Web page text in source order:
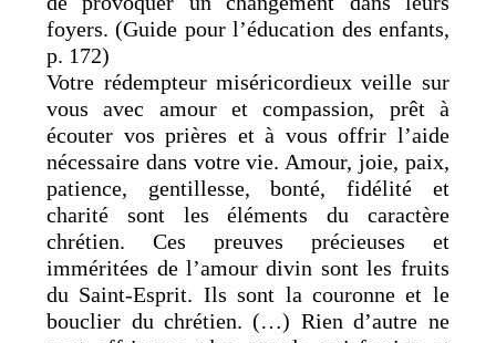
foyers. (Guide pour l’éducation des enfants,
p. 172)
Votre rédempteur miséricordieux veille sur
vous avec amour et compassion, prêt à
écouter vos prières et à vous offrir l’aide
nécessaire dans votre vie. Amour, joie, paix,
patience, gentillesse, bonté, fidélité et
charité sont les éléments du caractère
chrétien. Ces preuves précieuses et
imméritées de l’amour divin sont les fruits
du Saint-Esprit. Ils sont la couronne et le
bouclier du chrétien. (…) Rien d’autre ne